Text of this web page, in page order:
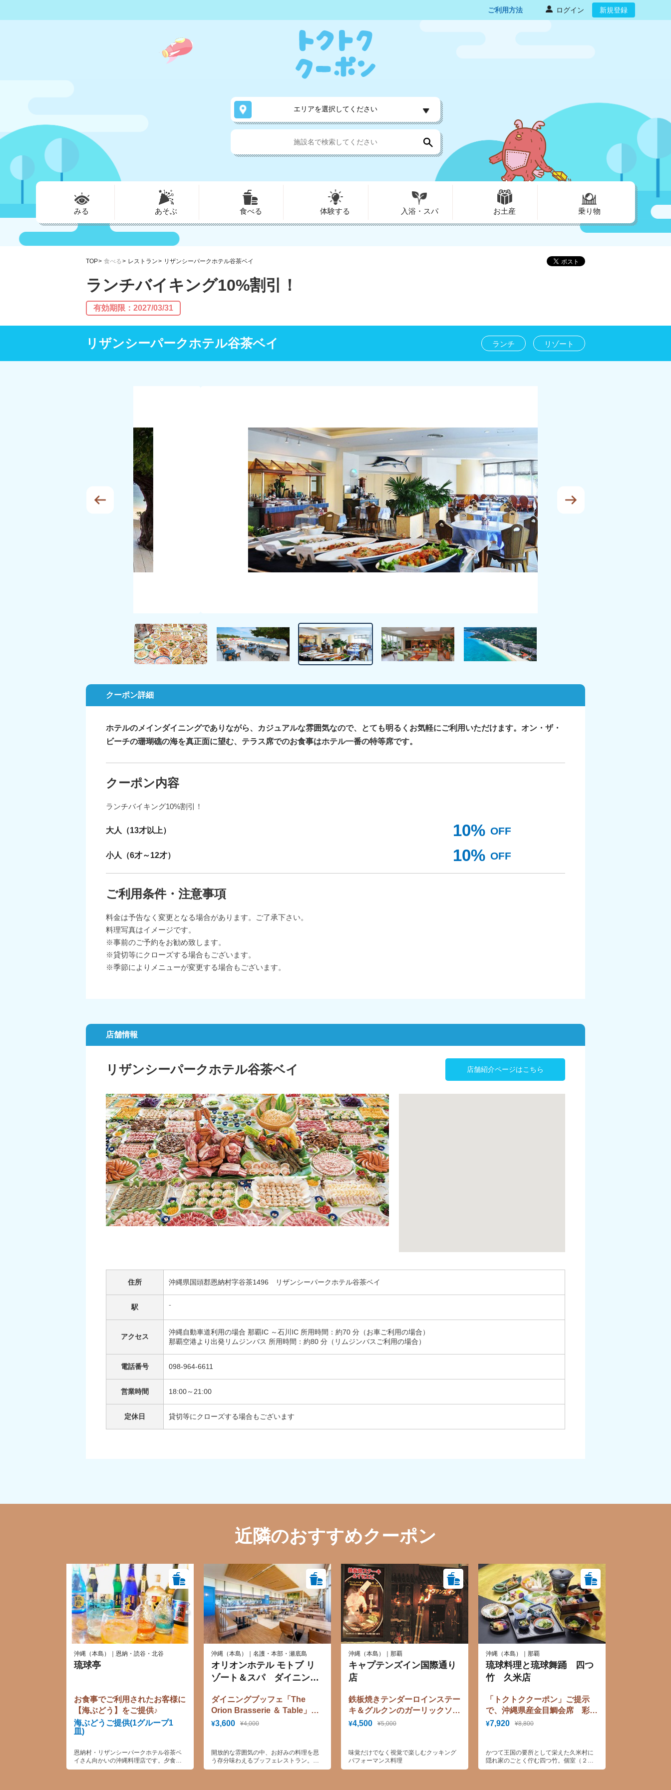
ご利用方法 ログイン 新規登録
エリアを選択してください
みる あそぶ 食べる 体験する 入浴・スパ お土産 乗り物
TOP 食べる レストラン リザンシーパークホテル谷茶ベイ
ランチバイキング10%割引！
有効期限：2027/03/31
リザンシーパークホテル谷茶ベイ ランチ リゾート
クーポン詳細
ホテルのメインダイニングでありながら、カジュアルな雰囲気なので、とても明るくお気軽にご利用いただけます。オン・ザ・
ビーチの珊瑚礁の海を真正面に望む、テラス席でのお食事はホテル一番の特等席です。
クーポン内容
ランチバイキング10%割引！
大人（13才以上） 10% OFF
小人（6才～12才） 10% OFF
ご利用条件・注意事項
料金は予告なく変更となる場合があります。ご了承下さい。
料理写真はイメージです。
※事前のご予約をお勧め致します。
※貸切等にクローズする場合もございます。
※季節によりメニューが変更する場合もございます。
店舗情報
リザンシーパークホテル谷茶ベイ 店舗紹介ページはこちら
住所 沖縄県国頭郡恩納村字谷茶1496 リザンシーパークホテル谷茶ベイ
駅 ⁻
アクセス
沖縄自動車道利用の場合 那覇IC ～石川IC 所用時間：約70 分（お車ご利用の場合）
那覇空港より出発リムジンバス 所用時間：約80 分（リムジンバスご利用の場合）
電話番号 098-964-6611
営業時間 18:00～21:00
定休日 貸切等にクローズする場合もございます
近隣のおすすめクーポン
沖縄（本島）｜恩納・読谷・北谷
琉球亭
お食事でご利用されたお客様に
【海ぶどう】をご提供♪
海ぶどうご提供(1グループ1
皿)
恩納村・リザンシーパークホテル谷茶ベ
イさん向かいの沖縄料理店です。夕食営
業時には、近隣ホテルさんへの送迎も承
沖縄（本島）｜名護・本部・瀬底島
オリオンホテル モトブ リ
ゾート＆スパ ダイニング
Brasserie & Table」
ダイニングブッフェ「The
Orion Brasserie ＆ Table」ラ
ンチバイキング10％割引券
¥3,600 ¥4,000
開放的な雰囲気の中、お好みの料理を思
う存分味わえるブッフェレストラン。ラ
イブキッチンで作る和洋中の料理が楽し
沖縄（本島）｜那覇
キャプテンズイン国際通り
店
鉄板焼きテンダーロインステー
キ＆グルクンのガーリックソテ
ーフルコース
¥4,500 ¥5,000
味覚だけでなく視覚で楽しむクッキング
パフォーマンス料理
沖縄（本島）｜那覇
琉球料理と琉球舞踊 四つ
竹 久米店
「トクトククーポン」ご提示
で、沖縄県産金目鯛会席 彩
（いろどり） 料金10%割引！
¥7,920 ¥8,800
かつて王国の要所として栄えた久米村に
隠れ家のごとく佇む四つ竹。個室（２
階）とシアター（１階）からなる店内